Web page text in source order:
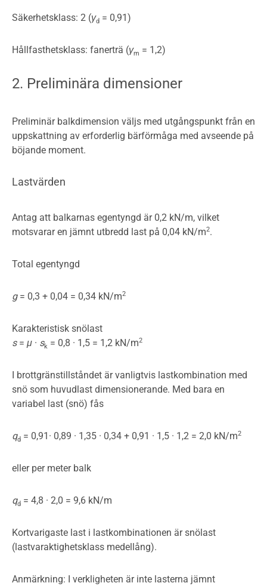
Säkerhetsklass: 2 (γd = 0,91)
Hållfasthetsklass: fanerträ (γm = 1,2)
2. Preliminära dimensioner
Preliminär balkdimension väljs med utgångspunkt från en
uppskattning av erforderlig bärförmåga med avseende på
böjande moment.
Lastvärden
Antag att balkarnas egentyngd är 0,2 kN/m, vilket
motsvarar en jämnt utbredd last på 0,04 kN/m2.
Total egentyngd
g= 0,3 + 0,04 = 0,34 kN/m2
Karakteristisk snölast
s= μ · sk = 0,8 · 1,5 = 1,2 kN/m2
I brottgränstillståndet är vanligtvis lastkombination med
snö som huvudlast dimensionerande. Med bara en
variabel last (snö) fås
qd = 0,91· 0,89 · 1,35 · 0,34 + 0,91 · 1,5 · 1,2 = 2,0 kN/m2
eller per meter balk
qd = 4,8 · 2,0 = 9,6 kN/m
Kortvarigaste last i lastkombinationen är snölast
(lastvaraktighetsklass medellång).
Anmärkning: I verkligheten är inte lasterna jämnt